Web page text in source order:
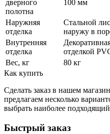
дверного
полотна
100 мм
Наружняя
отделка
Стальной
наружу в
Внутренняя
отделка
отделкой
Вес, кг
80 кг
Как купить
Сделать заказ в нашем
предлагаем несколько
выбрать наиболее
Быстрый заказ